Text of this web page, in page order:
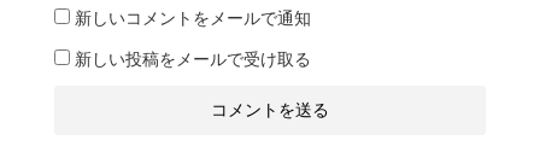
新しいコメントをメールで通知
新しい投稿をメールで受け取る